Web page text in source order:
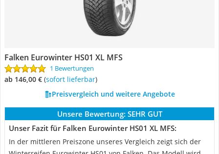
Falken Eurowinter HS01 XL MFS
1 Bewertungen
ab 146,00 € ( Sofort lieferbar)
Preisvergleich und weitere Angebote
Unsere Bewertung: SEHR GUT
Unser Fazit für Falken Eurowinter HS01 XL MFS:
In der mittleren Preiszone unseres Vergleich zeigt sich der